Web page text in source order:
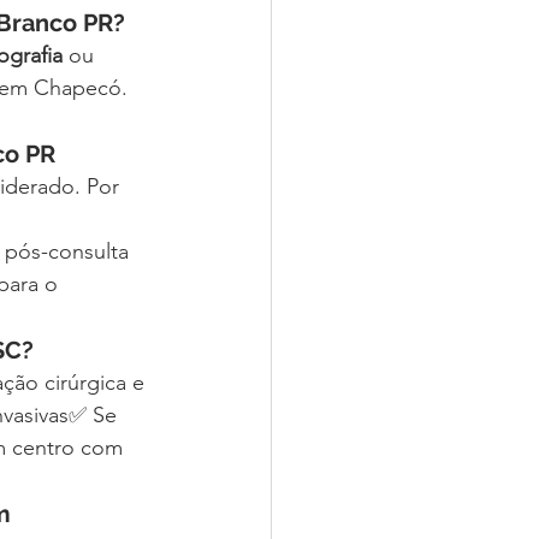
PR?
ou
Chapecó.
PR
Por
consulta
o
cirúrgica e
Se
centro com